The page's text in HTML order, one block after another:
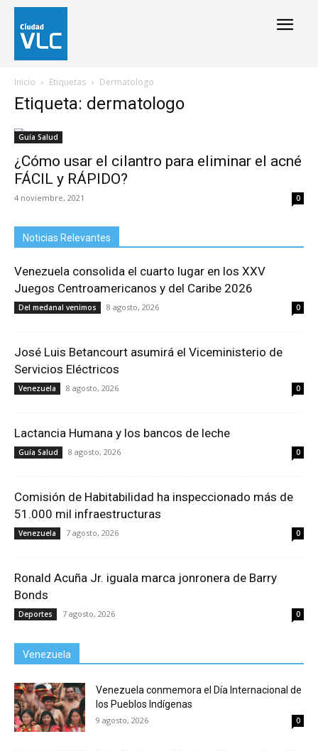
Inicio Etiquetas Dermatologo
Etiqueta: dermatologo
Guía Salud
¿Cómo usar el cilantro para eliminar el acné
FÁCIL y RÁPIDO?
4 noviembre, 2021 0
Noticias Relevantes
Venezuela consolida el cuarto lugar en los XXV
Juegos Centroamericanos y del Caribe 2026
Del medanal venimos 8 agosto, 2026 0
José Luis Betancourt asumirá el Viceministerio de
Servicios Eléctricos
Venezuela 8 agosto, 2026 0
Lactancia Humana y los bancos de leche
Guía Salud 8 agosto, 2026 0
Comisión de Habitabilidad ha inspeccionado más de
51.000 mil infraestructuras
Venezuela 7 agosto, 2026 0
Ronald Acuña Jr. iguala marca jonronera de Barry
Bonds
Deportes 7 agosto, 2026 0
Venezuela
Venezuela conmemora el Día Internacional de
los Pueblos Indígenas
9 agosto, 2026 0